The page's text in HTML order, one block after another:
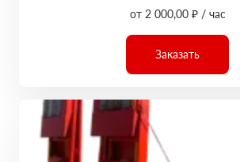
от 2 000,00 ₽ / час
Заказать